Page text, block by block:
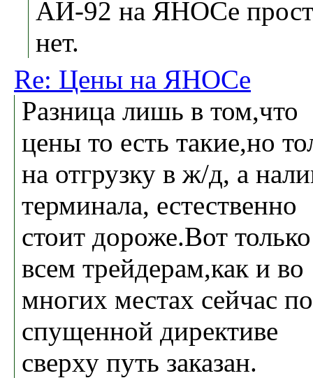
АИ-92 на ЯНОСе
нет.
Re: Цены на ЯНОСе
Разница лишь в том,что
цены то есть такие,но
на отгрузку в ж/д, а
терминала, естественно
стоит дороже.Вот только
всем трейдерам,как и во
многих местах сейчас по
спущенной директиве
сверху путь заказан.